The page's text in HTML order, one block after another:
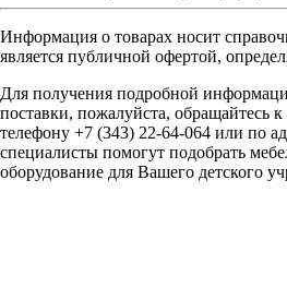
Информация о товарах носит
является публичной офертой,
Для получения подробной
поставки, пожалуйста, обращайтесь
телефону +7 (343) 22-64-064 или по
специалисты помогут подобрать
оборудование для Вашего детского